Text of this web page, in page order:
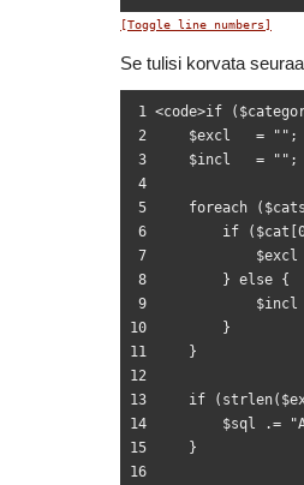
[Toggle line numbers]
Se tulisi korvata
1 <code>if
2     $excl   = "";
3     $incl   = "";
4
5     foreach
6         if
7             $excl
8         } else {
9             $incl
10         }
11     }
12
13     if
14         $sql .=
15     }
16